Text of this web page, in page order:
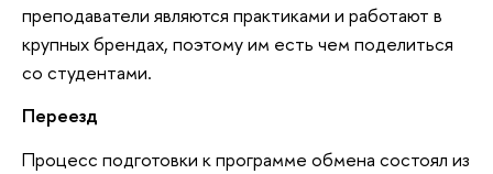
преподаватели являются практиками и работают в
крупных брендах, поэтому им есть чем поделиться
со студентами.
Переезд
Процесс подготовки к программе обмена состоял из